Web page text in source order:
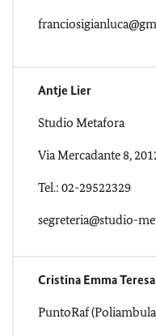
Antje Lier
Studio Metafora
Via Mercadante 8,
Tel.: 02-29522329
segreteria@studio-
Cristina Emma
PuntoRaf